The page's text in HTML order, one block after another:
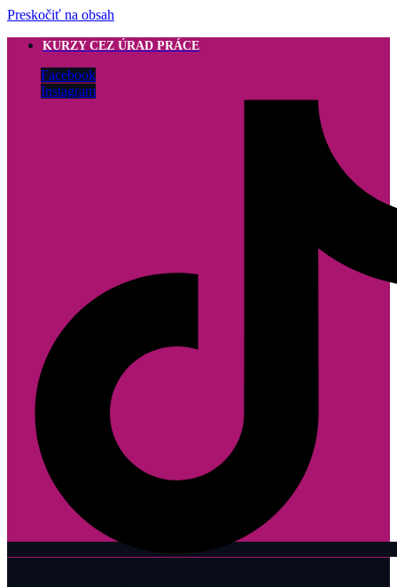
Preskočiť na obsah
KURZY CEZ ÚRAD PRÁCE
Facebook
Instagram